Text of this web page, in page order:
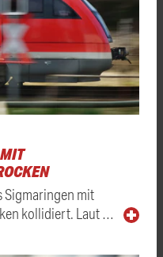
Sigmaringen mit
kollidiert. Laut …